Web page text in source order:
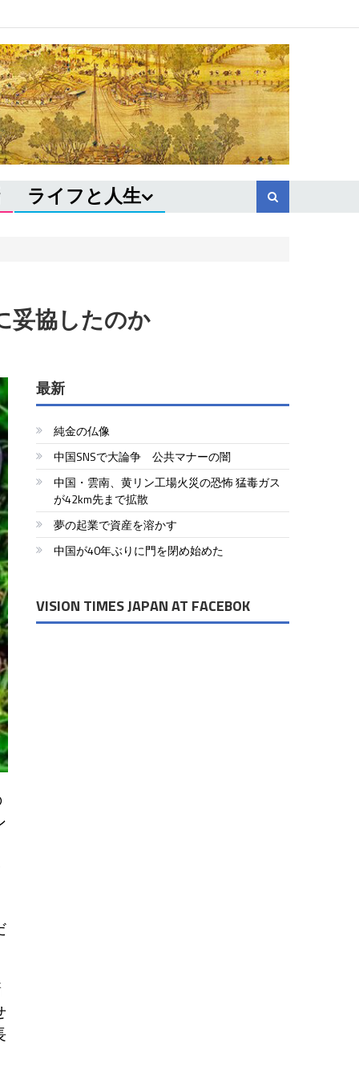
ライフと人生
妥協したのか
最新
純金の仏像
中国SNSで大論争 公共マナーの闇
中国・雲南、黄リン工場火災の恐怖 猛毒ガス
が42km先まで拡散
夢の起業で資産を溶かす
中国が40年ぶりに門を閉め始めた
VISION TIMES JAPAN AT FACEBOK